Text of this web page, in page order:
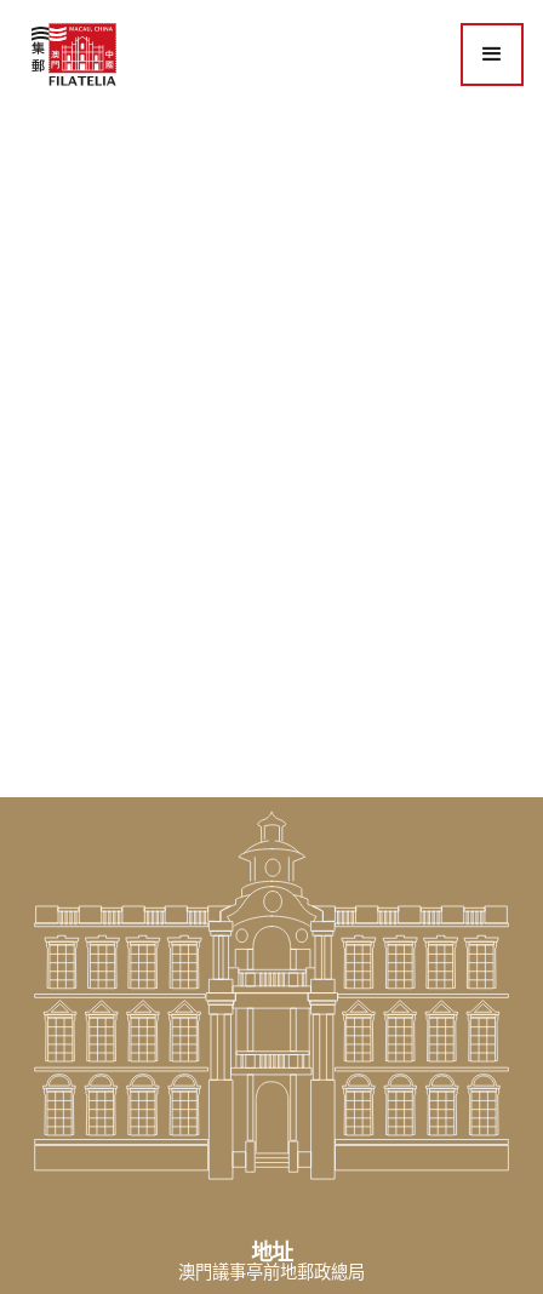
地址
澳門議事亭前地郵政總局